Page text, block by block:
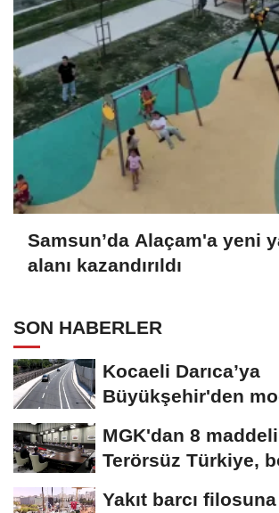
Samsun’da Alaçam'a yeni
alanı kazandırıldı
SON HABERLER
Kocaeli Darıca’ya
Büyükşehir'den
MGK'dan 8
Terörsüz Türkiye,
Yakıt barcı